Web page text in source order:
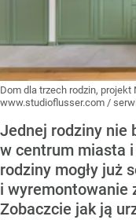
Dom dla trzech rodzin, projekt
www.studioflusser.com /
Jednej rodziny nie
w centrum miasta
rodziny mogły już
i wyremontowanie
Zobaczcie jak ją